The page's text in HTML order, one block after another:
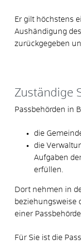
Er gilt höchstens
Aushändigung
zurückgegeben
Zuständige
Passbehörden in
die
die
Aufgaben
erfüllen.
Dort nehmen in
beziehungsweise
einer
Für Sie ist die